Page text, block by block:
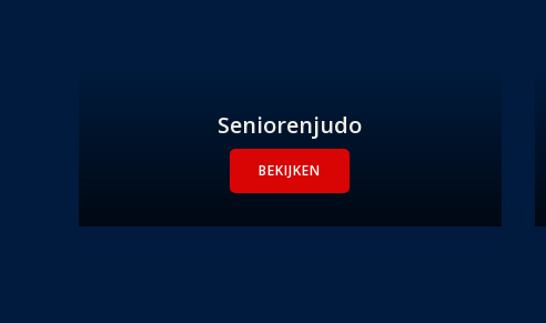
Seniorenjudo
BEKIJKEN